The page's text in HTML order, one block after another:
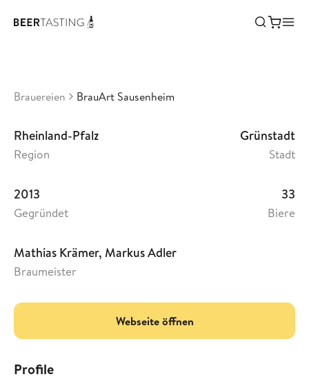
BrauArt Sausenheim
Brauereien BrauArt Sausenheim
Rheinland-Pfalz
Region
Grünstadt
Stadt
2013
Gegründet
33
Biere
Mathias Krämer, Markus Adler
Braumeister
Webseite öffnen
Profile